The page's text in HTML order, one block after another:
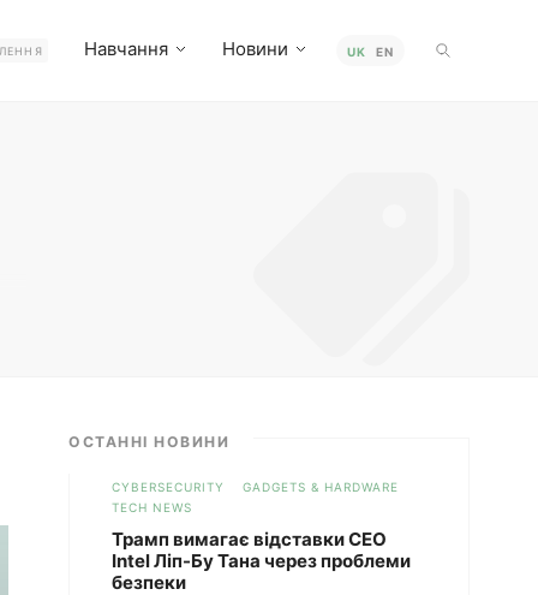
Навчання Новини UK EN
ОСТАННІ НОВИНИ
CYBERSECURITY
GADGETS & HARDWARE
TECH NEWS
Трамп вимагає відставки CEO
Intel Ліп-Бу Тана через проблеми
безпеки